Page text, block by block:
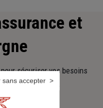
et
sécuriser vos besoins
ceux de demain.
sans accepter